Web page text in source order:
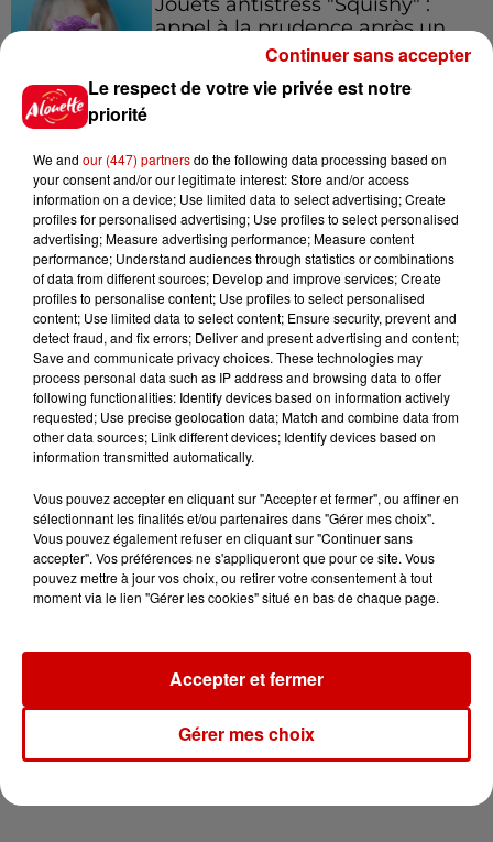
appel à la prudence après un
Jeux Voir plus
Gagnez vos places pour
l'événement Ride the Show à
Morlaix !
Gagnez vos places pour le
festival Marché Gourmand 2026
à Coulon !
Le Duel - Gagnez vos entrées
pour le parc animalier de votre
choix !
Destination Vacances - Gagnez
votre séjour en famille au cœur
Le respect de votre vie privée est notre
priorité
We and our (447) partnersdo the following data processing based on
your consent and/or our legitimate interest: Store and/or access
information on a device; Use limited data to select advertising; Create
profiles for personalised advertising; Use profiles to select personalised
advertising; Measure advertising performance; Measure content
performance; Understand audiences through statistics or combinations
of data from different sources; Develop and improve services; Create
profiles to personalise content; Use profiles to select personalised
content; Use limited data to select content; Ensure security, prevent and
detect fraud, and fix errors; Deliver and present advertising and content;
Save and communicate privacy choices. These technologies may
process personal data such as IP address and browsing data to offer
following functionalities: Identify devices based on information actively
requested; Use precise geolocation data; Match and combine data from
other data sources; Link different devices; Identify devices based on
information transmitted automatically.
Vous pouvez accepter en cliquant sur "Accepter et fermer", ou affiner en
sélectionnant les finalités et/ou partenaires dans "Gérer mes choix".
Vous pouvez également refuser en cliquant sur "Continuer sans
accepter". Vos préférences ne s'appliqueront que pour ce site. Vous
pouvez mettre à jour vos choix, ou retirer votre consentement à tout
moment via le lien "Gérer les cookies" situé en bas de chaque page.
Gérer mes choix
Accepter et fermer
Continuer sans accepter